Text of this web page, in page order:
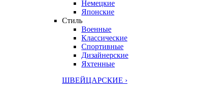
Немецкие
Японские
Стиль
Военные
Классические
Спортивные
Дизайнерские
Яхтенные
ШВЕЙЦАРСКИЕ ›